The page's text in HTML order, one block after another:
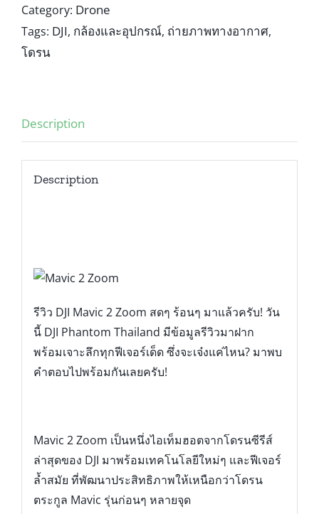
Category: Drone
Tags: DJI, กล้องและอุปกรณ์, ถ่ายภาพทางอากาศ,
โดรน
Description
Description
รีวิว DJI Mavic 2 Zoom สดๆ ร้อนๆ มาแล้วครับ! วัน
นี้ DJI Phantom Thailand มีข้อมูลรีวิวมาฝาก
พร้อมเจาะลึกทุกฟีเจอร์เด็ด ซึ่งจะเจ๋งแค่ไหน? มาพบ
คำตอบไปพร้อมกันเลยครับ!
Mavic 2 Zoom เป็นหนึ่งไอเท็มฮอตจากโดรนซีรีส์
ล่าสุดของ DJI มาพร้อมเทคโนโลยีใหม่ๆ และฟีเจอร์
ล้ำสมัย ที่พัฒนาประสิทธิภาพให้เหนือกว่าโดรน
ตระกูล Mavic รุ่นก่อนๆ หลายจุด